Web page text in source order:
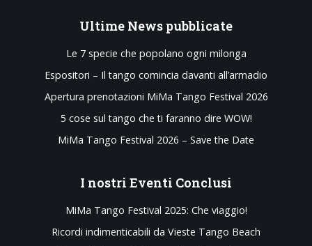
Ultime News pubblicate
Le 7 specie che popolano ogni milonga
Espositori – Il tango comincia davanti all’armadio
Apertura prenotazioni MiMa Tango Festival 2026
5 cose sul tango che ti faranno dire WOW!
MiMa Tango Festival 2026 – Save the Date
I nostri Eventi Conclusi
MiMa Tango Festival 2025: Che viaggio!
Ricordi indimenticabili da Vieste Tango Beach